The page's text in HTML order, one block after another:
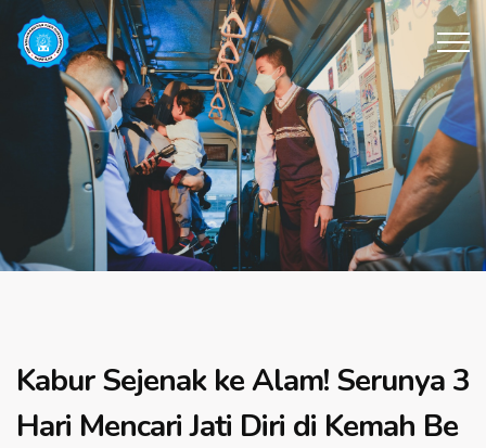
Kabur Sejenak ke Alam! Serunya 3
Hari Mencari Jati Diri di Kemah Be